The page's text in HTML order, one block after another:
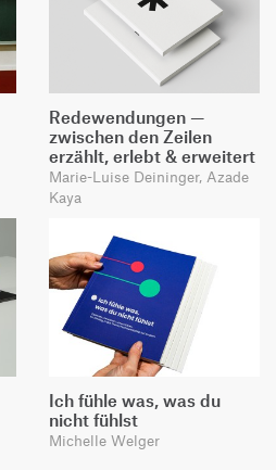
Redewendungen —
zwischen den Zeilen
erzählt, erlebt & erweitert
Marie-Luise Deininger, Azade
Kaya
Ich fühle was, was du
nicht fühlst
Michelle Welger